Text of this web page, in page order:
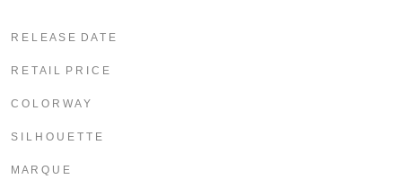
R E L E A S E D A T E
R E T A I L P R I C E
C O L O R W A Y
S I L H O U E T T E
M A R Q U E